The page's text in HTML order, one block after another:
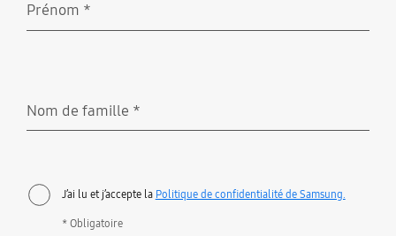
Prénom *
Nom de famille *
J’ai lu et j’accepte la Politique de confidentialité de Samsung.
* Obligatoire